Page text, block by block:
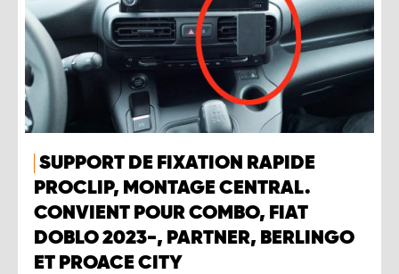
SUPPORT DE FIXATION RAPIDE
PROCLIP, MONTAGE CENTRAL.
CONVIENT POUR COMBO, FIAT
DOBLO 2023-, PARTNER, BERLINGO
ET PROACE CITY